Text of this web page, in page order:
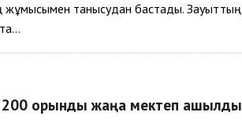
танысудан бастады. Зауыттың
200 орындық жаңа мектеп ашылды